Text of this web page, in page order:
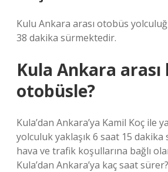
Kulu Ankara arası otobüs
38 dakika sürmektedir.
Kula Ankara
otobüsle?
Kula’dan Ankara’ya Kamil Koç ile
yolculuk yaklaşık 6 saat 15 dakika
hava ve trafik koşullarına bağlı
Kula’dan Ankara’ya kaç saat